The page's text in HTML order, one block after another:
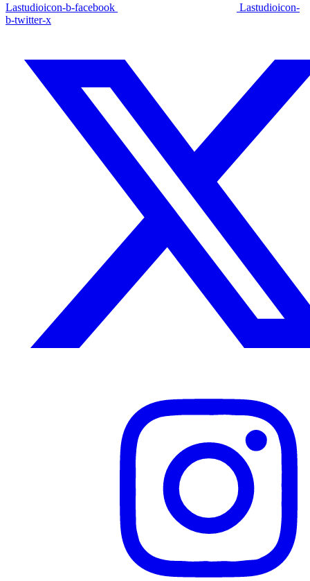
Lastudioicon-b-facebook
Lastudioicon-
b-twitter-x